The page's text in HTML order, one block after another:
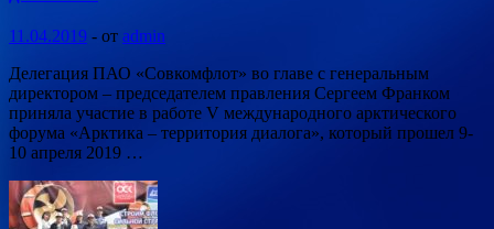
11.04.2019 - от admin
Делегация ПАО «Совкомфлот» во главе с генеральным
директором – председателем правления Сергеем Франком
приняла участие в работе V международного арктического
форума «Арктика – территория диалога», который прошел 9-
10 апреля 2019 …